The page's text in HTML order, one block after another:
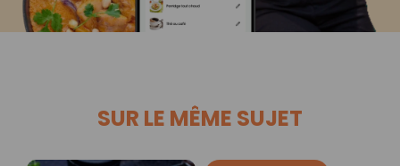
SUR LE MÊME SUJET